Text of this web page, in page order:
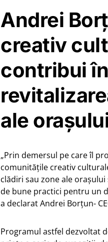
Andrei
creativ
contribui
ale
„Prin demersul pe care îl
comunitățile creativ
clădiri sau zone ale
de bune practici pentru un
a declarat Andrei Borțun-
Programul astfel dezvoltat